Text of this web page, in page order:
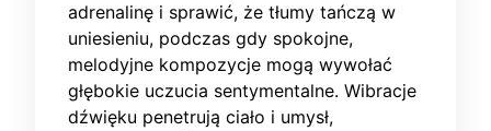
adrenalinę i sprawić, że tłumy tańczą w
uniesieniu, podczas gdy spokojne,
melodyjne kompozycje mogą wywołać
głębokie uczucia sentymentalne. Wibracje
dźwięku penetrują ciało i umysł,